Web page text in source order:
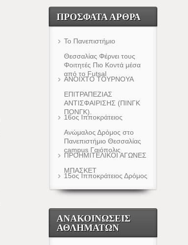
ΠΡΌΣΦΑΤΑ ΆΡΘΡΑ
Το Πανεπιστήμιο
ΑΝΟΙΧΤΟ ΤΟΥΡΝΟΥΑ
16ος Ιπποκράτειος
ΠΡΟΗΜΙΤΕΛΙΚΟΙ ΑΓΩΝΕΣ
15ος Ιπποκράτειος Δρόμος
ΑΝΑΚΟΙΝΏΣΕΙΣ
ΑΘΛΗΜΆΤΩΝ